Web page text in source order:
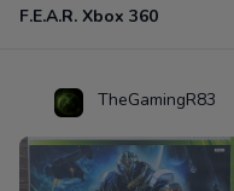
F.E.A.R. Xbox 360
TheGamingR83